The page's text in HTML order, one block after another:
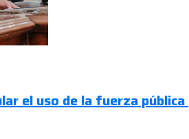
el uso de la fuerza